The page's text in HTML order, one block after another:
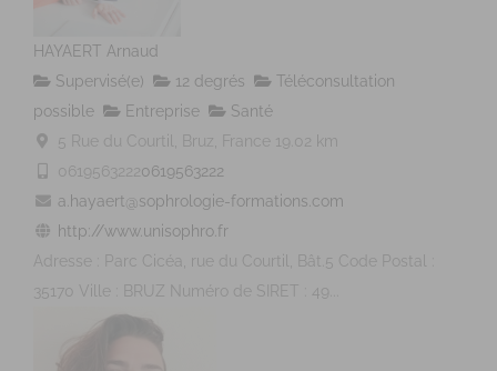
HAYAERT Arnaud
Supervisé(e)
12 degrés
Téléconsultation
possible
Entreprise
Santé
5 Rue du Courtil, Bruz, France
19.02 km
06195632220619563222
a.hayaert@sophrologie-formations.com
http://www.unisophro.fr
Adresse : Parc Cicéa, rue du Courtil, Bât.5 Code Postal :
35170 Ville : BRUZ Numéro de SIRET : 49...